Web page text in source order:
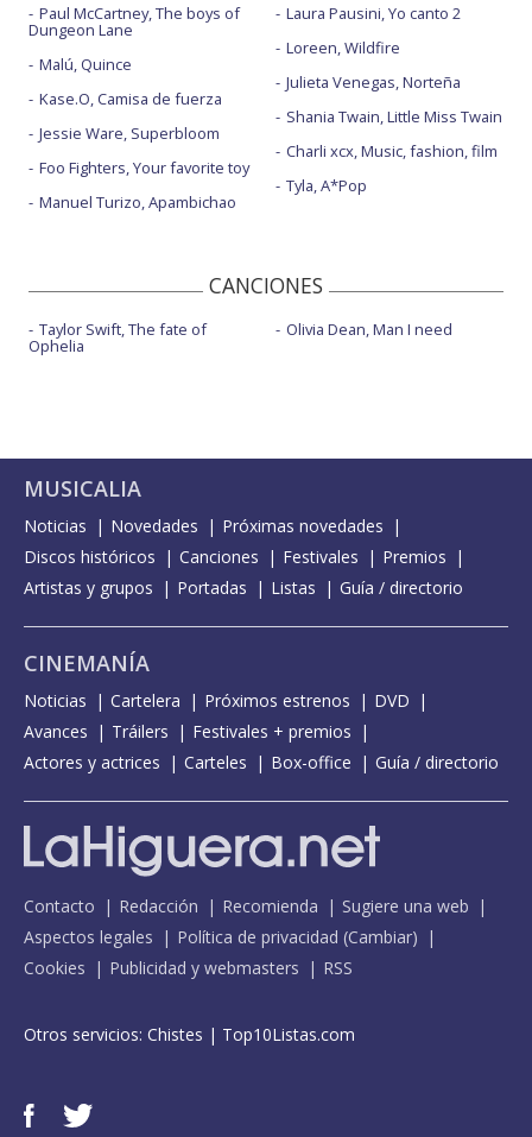
Paul McCartney, The boys of
Dungeon Lane
Malú, Quince
Kase.O, Camisa de fuerza
Jessie Ware, Superbloom
Foo Fighters, Your favorite toy
Manuel Turizo, Apambichao
Laura Pausini, Yo canto 2
Loreen, Wildfire
Julieta Venegas, Norteña
Shania Twain, Little Miss Twain
Charli xcx, Music, fashion, film
Tyla, A*Pop
CANCIONES
Taylor Swift, The fate of
Ophelia
Olivia Dean, Man I need
MUSICALIA
Noticias Novedades
Próximas novedades
Discos históricos
Canciones Festivales
Premios
Artistas y grupos
Portadas Listas Guía / directorio
CINEMANÍA
Noticias Cartelera Próximos estrenos
DVD
Avances
Tráilers
Festivales + premios
Actores y actrices
Carteles Box-office Guía / directorio
Contacto Redacción Recomienda
Sugiere una web
Aspectos legales
Política de privacidad (Cambiar)
Cookies
Publicidad y webmasters RSS
Otros servicios: Chistes | Top10Listas.com